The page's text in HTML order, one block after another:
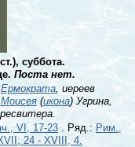
суббота.
Поста нет.
Ермократа, иереев
Моисея(икона) Угрина,
VI, 17-23 . Ряд.: Рим.,
24 - XVIII, 4.